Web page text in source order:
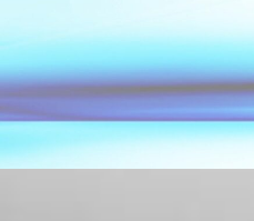
ke
konten